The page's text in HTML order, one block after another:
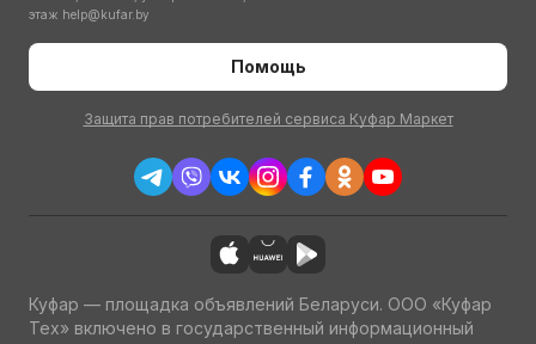
этаж help@kufar.by
Помощь
Защита прав потребителей сервиса Куфар Маркет
Куфар — площадка объявлений Беларуси. ООО «Куфар
Тех» включено в государственный информационный